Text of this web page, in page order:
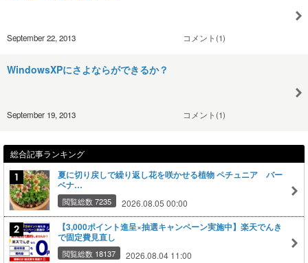
September 22, 2013 コメント(1)
WindowsXPにさよならができるか？
September 19, 2013 コメント(1)
総合記事ランキング
夏に切り戻しで繰り返し花を咲かせる植物 ペチュニア バー
ベナ…
閲覧総数 7235 2026.08.05 00:00
【3,000ポイント進呈×抽選キャンペーン実施中】楽天でんき
で固定費見直し
閲覧総数 18137 2026.08.04 11:00